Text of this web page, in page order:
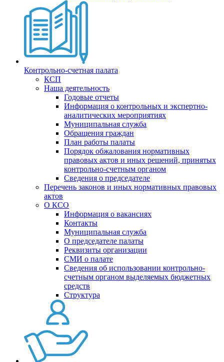
Контрольно-счетная палата
КСП
Наша деятельность
Годовые отчеты
Информация о контрольных и экспертно-
аналитических мероприятиях
Муниципальная служба
Обращения граждан
План работы палаты
Порядок обжалования нормативных
правовых актов и иных решений, принятых
контрольно-счетным органом
Сведения о председателе
Перечень законов и иных нормативных правовых
актов
О КСО
Информация о вакансиях
Контакты
Муниципальная служба
О председателе палаты
Реквизиты организации
СМИ о палате
Сведения об использовании контрольно-
счетным органом выделяемых бюджетных
средств
Структура